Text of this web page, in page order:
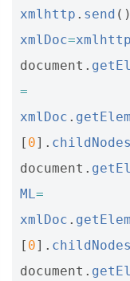
xmlhttp . send
xmlDoc=xmlhttp
document .
=
xmlDoc .
[ 0]. childNodes
document .
ML=
xmlDoc .
[ 0]. childNodes
document .